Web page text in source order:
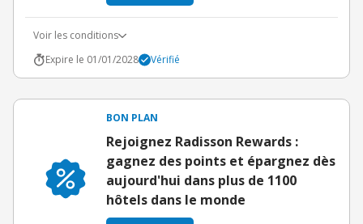
Voir les conditions
Expire le 01/01/2028
Vérifié
BON PLAN
Rejoignez Radisson Rewards :
gagnez des points et épargnez dès
aujourd'hui dans plus de 1100
hôtels dans le monde